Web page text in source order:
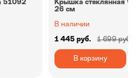
51092
Крышка стеклянная
26 см
В наличии
1 445 руб. 1 699 руб.
В корзину